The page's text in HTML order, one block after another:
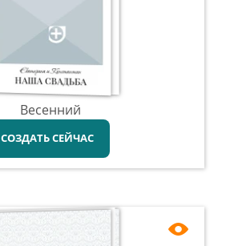
Весенний
СОЗДАТЬ СЕЙЧАС